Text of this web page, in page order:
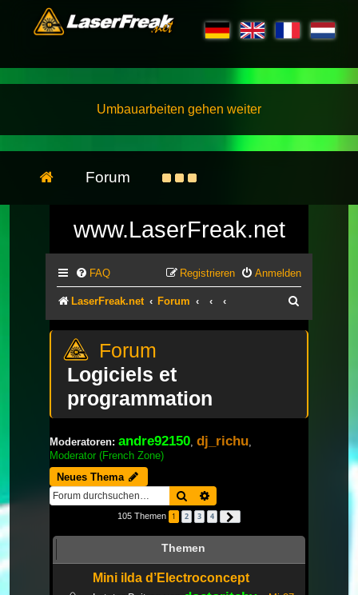
Umbauarbeiten gehen weiter
Forum
www.LaserFreak.net
FAQ Anmelden
Registrieren
LaserFreak.net Forum
Logiciels et
programmation
Moderatoren: andre92150 dj_richu
Moderator (French Zone)
Neues Thema
Suche
105 Themen 1 2 3 4
Themen
Mini ilda d’Electroconcept